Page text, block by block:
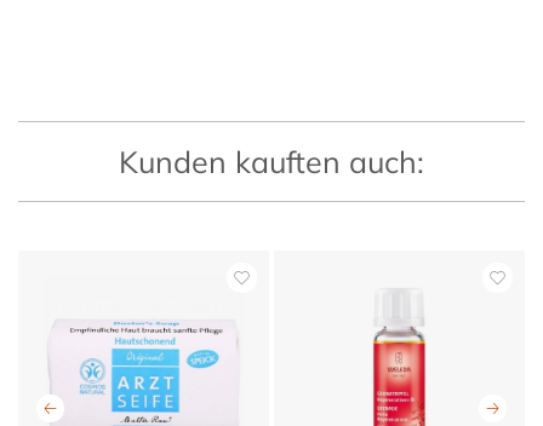
Kunden kauften auch: